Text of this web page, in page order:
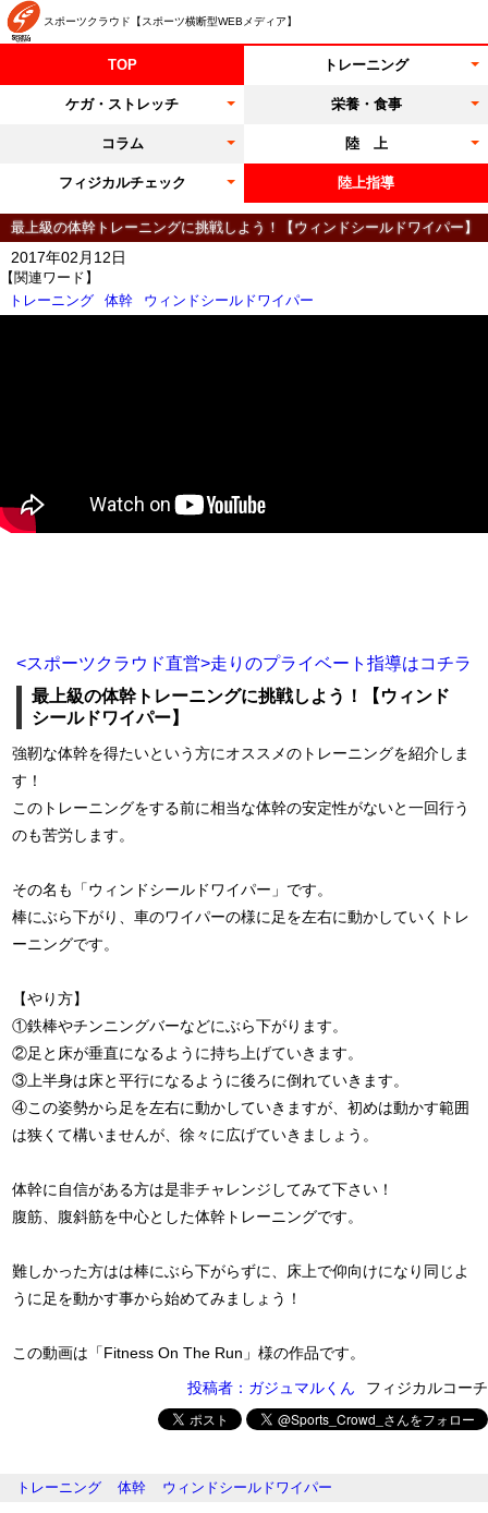
スポーツクラウド【スポーツ横断型WEBメディア】
TOP トレーニング
ケガ・ストレッチ 栄養・食事
コラム 陸 上
フィジカルチェック 陸上指導
最上級の体幹トレーニングに挑戦しよう！【ウィンドシールドワイパー】
【関連ワード】
トレーニング
体幹 ウィンドシールドワイパー
2017年02月12日
<スポーツクラウド直営>走りのプライベート指導はコチラ
最上級の体幹トレーニングに挑戦しよう！【ウィンド
シールドワイパー】
強靭な体幹を得たいという方にオススメのトレーニングを紹介しま
す！
このトレーニングをする前に相当な体幹の安定性がないと一回行う
のも苦労します。
その名も「ウィンドシールドワイパー」です。
棒にぶら下がり、車のワイパーの様に足を左右に動かしていくトレ
ーニングです。
【やり方】
①鉄棒やチンニングバーなどにぶら下がります。
②足と床が垂直になるように持ち上げていきます。
③上半身は床と平行になるように後ろに倒れていきます。
④この姿勢から足を左右に動かしていきますが、初めは動かす範囲
は狭くて構いませんが、徐々に広げていきましょう。
体幹に自信がある方は是非チャレンジしてみて下さい！
腹筋、腹斜筋を中心とした体幹トレーニングです。
難しかった方はは棒にぶら下がらずに、床上で仰向けになり同じよ
うに足を動かす事から始めてみましょう！
この動画は「Fitness On The Run」様の作品です。
投稿者：ガジュマルくん
フィジカルコーチ
トレーニング 体幹 ウィンドシールドワイパー